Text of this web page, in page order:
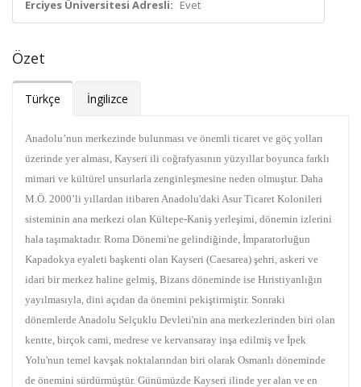
Erciyes Üniversitesi Adresli: Evet
Özet
Türkçe İngilizce
Anadolu’nun merkezinde bulunması ve önemli ticaret ve göç yolları
üzerinde yer alması, Kayseri ili coğrafyasının yüzyıllar boyunca farklı
mimari ve kültürel unsurlarla zenginleşmesine neden olmuştur. Daha
M.Ö. 2000’li yıllardan itibaren Anadolu'daki Asur Ticaret Kolonileri
sisteminin ana merkezi olan Kültepe-Kaniş yerleşimi, dönemin izlerini
hala taşımaktadır. Roma Dönemi'ne gelindiğinde, İmparatorluğun
Kapadokya eyaleti başkenti olan Kayseri (Caesarea) şehri, askeri ve
idari bir merkez haline gelmiş, Bizans döneminde ise Hıristiyanlığın
yayılmasıyla, dini açıdan da önemini pekiştirmiştir. Sonraki
dönemlerde Anadolu Selçuklu Devleti'nin ana merkezlerinden biri olan
kentte, birçok cami, medrese ve kervansaray inşa edilmiş ve İpek
Yolu'nun temel kavşak noktalarından biri olarak Osmanlı döneminde
de önemini sürdürmüştür. Günümüzde Kayseri ilinde yer alan ve en